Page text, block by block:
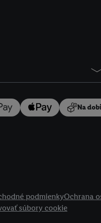
Na
podmienkyOchrana
súbory cookie